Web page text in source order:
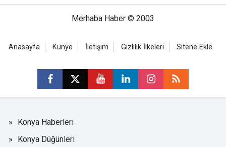
Merhaba Haber © 2003
Anasayfa Künye İletişim Gizlilik İlkeleri Sitene Ekle
Konya Haberleri
Konya Düğünleri